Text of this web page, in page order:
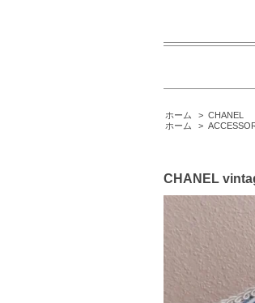
ホーム > CHANEL
ホーム
>
CHANEL